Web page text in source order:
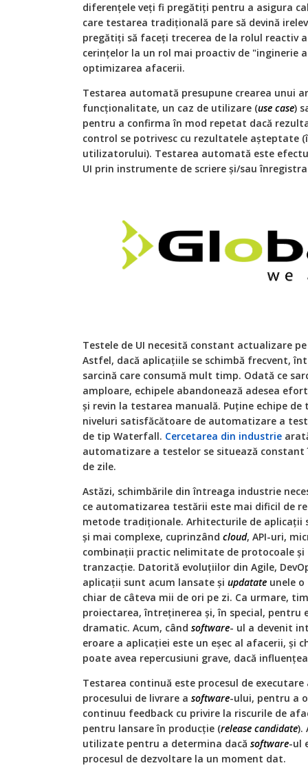
diferențele veți fi pregătiți pentru a asigura
care testarea tradițională pare să devină
pregătiți să faceți trecerea de la rolul reactiv
cerințelor la un rol mai proactiv de "inginerie
optimizarea afacerii.
Testarea automată presupune crearea unui
funcționalitate, un caz de utilizare (use case)
pentru a confirma în mod repetat dacă
control se potrivesc cu rezultatele așteptate
utilizatorului). Testarea automată este
UI prin instrumente de scriere și/sau
Testele de UI necesită constant actualizare
Astfel, dacă aplicațiile se schimbă frecvent,
sarcină care consumă mult timp. Odată ce
amploare, echipele abandonează adesea
și revin la testarea manuală. Puține echipe
niveluri satisfăcătoare de automatizare a
de tip Waterfall. Cercetarea din industrie
automatizare a testelor se situează constant
de zile.
Astăzi, schimbările din întreaga industrie
ce automatizarea testării este mai dificil de
metode tradiționale. Arhitecturile de aplicații
și mai complexe, cuprinzând cloud, API-uri,
combinații practic nelimitate de protocoale
tranzacție. Datorită evoluțiilor din Agile,
aplicații sunt acum lansate și updatate unele
chiar de câteva mii de ori pe zi. Ca urmare,
proiectarea, întreținerea și, în special, pentru
dramatic. Acum, când software- ul a devenit
eroare a aplicației este un eșec al afacerii, și
poate avea repercusiuni grave, dacă
Testarea continuă este procesul de
procesului de livrare a software-ului, pentru a
continuu feedback cu privire la riscurile de
pentru lansare în producție (release candidate).
utilizate pentru a determina dacă software-ul
procesul de dezvoltare la un moment dat.